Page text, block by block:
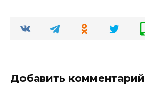
Добавить комментарий